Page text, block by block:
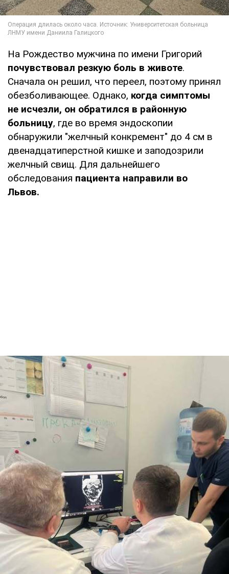
На Рождество мужчина по имени Григорий
почувствовал резкую боль в животе.
Сначала он решил, что переел, поэтому принял
обезболивающее. Однако, когда симптомы
не исчезли, он обратился в районную
больницу, где во время эндоскопии
обнаружили "желчный конкремент" до 4 см в
двенадцатиперстной кишке и заподозрили
желчный свищ. Для дальнейшего
обследования пациента направили во
Львов.